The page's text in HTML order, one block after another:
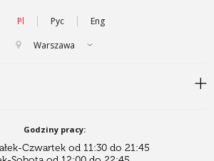
Warszawa
Pl Рус Eng
Godziny pracy:
Czwartek od 11:30 do 21:45